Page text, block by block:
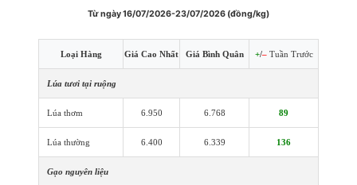
Từ ngày 16/07/2026-23/07/2026 (đồng/kg)
Loại Hàng Giá Cao Nhất Giá Bình Quân +/–Tuần Trước
Lúa tươi tại ruộng
Lúa thơm 6.950 6.768 89
Lúa thường 6.400 6.339 136
Gạo nguyên liệu